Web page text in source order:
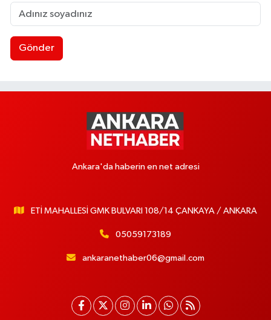
Gönder
Ankara'da haberin en net adresi
ETİ MAHALLESİ GMK BULVARI 108/14 ÇANKAYA / ANKARA
05059173189
ankaranethaber06@gmail.com